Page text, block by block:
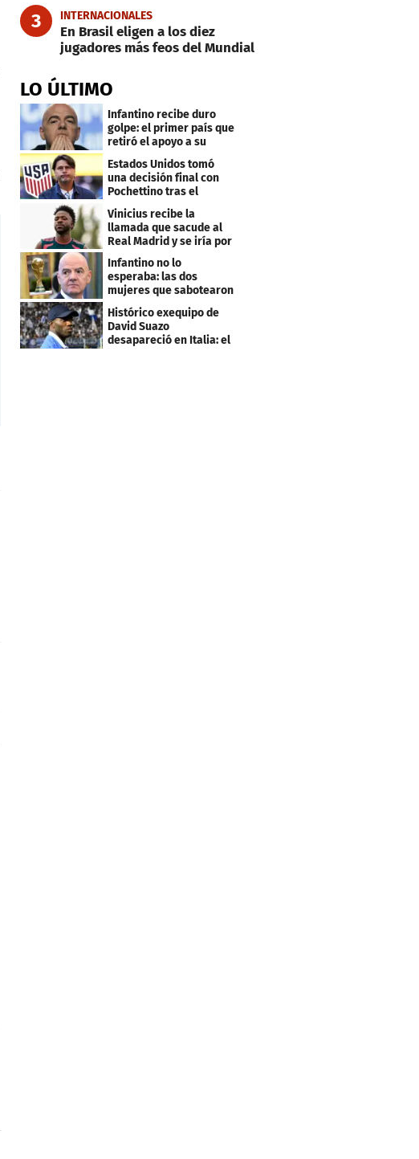
3 INTERNACIONALES
En Brasil eligen a los diez
jugadores más feos del Mundial
LO ÚLTIMO
Infantino recibe duro
golpe: el primer país que
retiró el apoyo a su
Estados Unidos tomó
una decisión final con
Pochettino tras el
Mundial
Vinicius recibe la
llamada que sacude al
Real Madrid y se iría por
este salario
Infantino no lo
esperaba: las dos
mujeres que sabotearon
sus planes con el
Mundial
Histórico exequipo de
David Suazo
desapareció en Italia: el